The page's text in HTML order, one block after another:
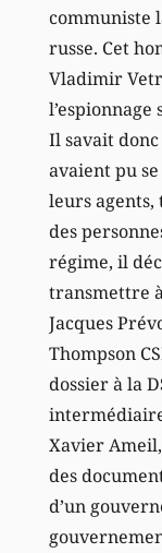
communiste
russe. Cet
Vladimir
Il savait
avaient pu
leurs agents,
des
régime, il
transmettre
Jacques
Thompson
dossier à la
Xavier
des
d’un